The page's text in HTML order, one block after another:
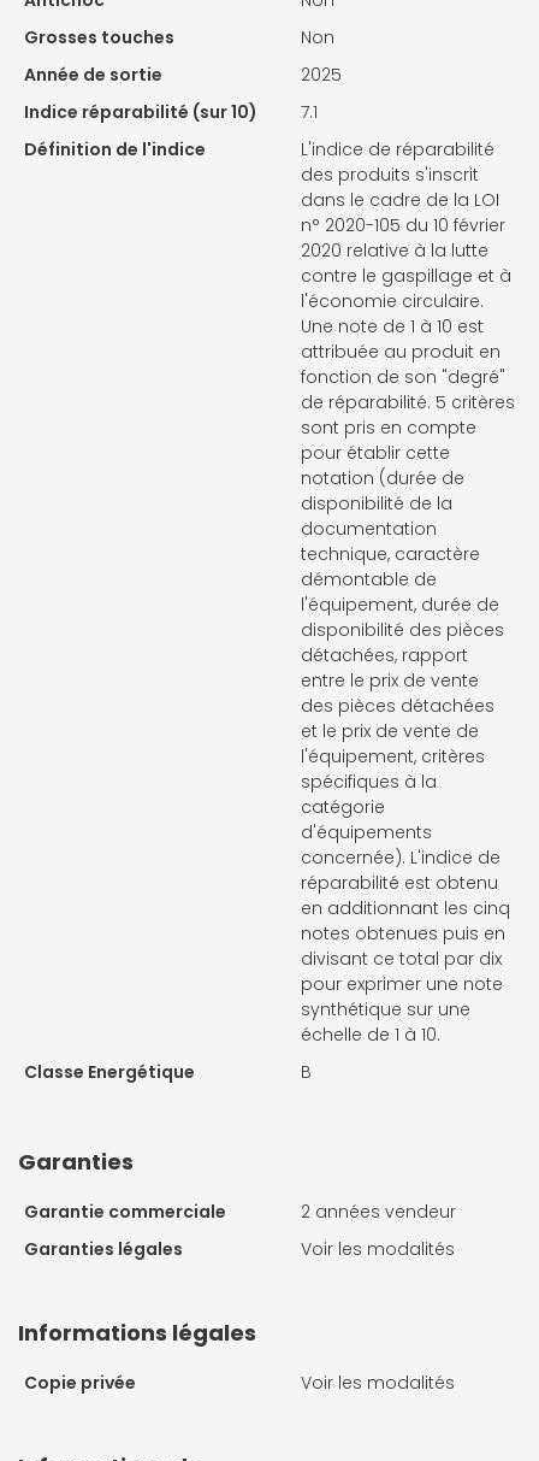
Grosses touches
Non
Année de sortie
2025
Indice réparabilité (sur 10)
7.1
Définition de l'indice
L'indice de réparabilité
des produits s'inscrit
dans le cadre de la LOI
n° 2020-105 du 10 février
2020 relative à la lutte
contre le gaspillage et à
l'économie circulaire.
Une note de 1 à 10 est
attribuée au produit en
fonction de son "degré"
de réparabilité. 5 critères
sont pris en compte
pour établir cette
notation (durée de
disponibilité de la
documentation
technique, caractère
démontable de
l'équipement, durée de
disponibilité des pièces
détachées, rapport
entre le prix de vente
des pièces détachées
et le prix de vente de
l'équipement, critères
spécifiques à la
catégorie
d'équipements
concernée). L'indice de
réparabilité est obtenu
en additionnant les cinq
notes obtenues puis en
divisant ce total par dix
pour exprimer une note
synthétique sur une
échelle de 1 à 10.
Classe Energétique
B
Garanties
Garantie commerciale
2 années vendeur
Garanties légales
Voir les modalités
Informations légales
Copie privée Voir les modalités